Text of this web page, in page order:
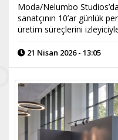
Moda/Nelumbo
sanatçının 10’ar günlük
üretim süreçlerini
21 Nisan 2026 - 13:05